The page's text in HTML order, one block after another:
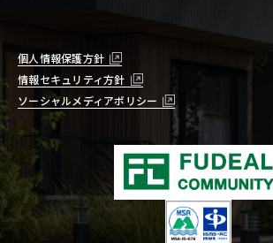
個人情報保護方針
ソーシャルメディアポリシー
情報セキュリティ方針